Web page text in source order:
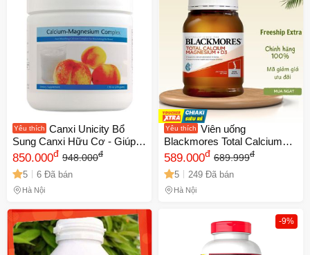
Yêu thích
Canxi Unicity Bổ
Sung Canxi Hữu Cơ - Giúp
Cải Thiện Sức Khỏe Xương
Khớp, Vitamin D và Magie,
Dễ Hấp Thụ, Hỗ Trợ Khỏe
Mạnh
850.000đ 948.000đ
5 6 Đã bán
Hà Nội
Yêu thích
Viên uống
Blackmores Total Calcium
Magnesium + D3 200 viên -
Hỗ trợ chắc khỏe xương
khớp, phòng ngừa đau khớp
và loãng xương
589.000đ 689.999đ
5 249 Đã bán
Hà Nội
-9%